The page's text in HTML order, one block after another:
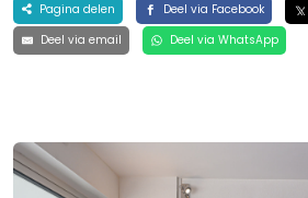
Pagina delen Deel via Facebook
Deel via email
Deel via WhatsApp